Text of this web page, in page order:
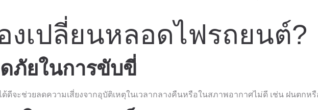
งเปลี่ยนหลอดไฟรถยนต์?
ภัยในการขับขี่
ดีจะช่วยลดความเสี่ยงจากอุบัติเหตุในเวลากลางคืนหรือในสภาพอากาศไม่ดี เช่น ฝนตกห